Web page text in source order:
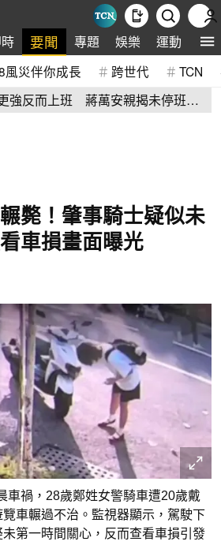
要聞 專題 娛樂 運動 全
風災伴你成長 跨世代 TCN
強反而上班 蔣萬安親揭未停班課
斃！肇事騎士疑似未
車損畫面曝光
車禍，28歲鄭姓女警騎車遭20歲戴
車輾過不治。監視器顯示，駕駛下
第一時間關心，反而查看車損引發